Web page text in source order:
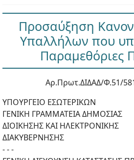
Προσαύξηση
Υπαλλήλων που
Παραμεθόριες
Αρ.Πρωτ.ΔΙΔΑΔ/Φ.51/
ΥΠΟΥΡΓΕΙΟ ΕΣΩΤΕΡΙΚΩΝ
ΓΕΝΙΚΗ ΓΡΑΜΜΑΤΕΙΑ ΔΗΜΟΣΙΑΣ
ΔΙΟΙΚΗΣΗΣ ΚΑΙ ΗΛΕΚΤΡΟΝΙΚΗΣ
ΔΙΑΚΥΒΕΡΝΗΣΗΣ
- - -